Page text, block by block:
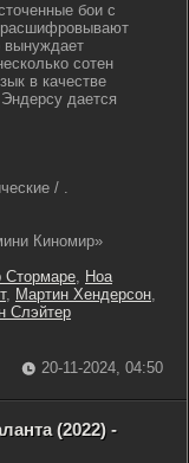
бои с
расшифровывают
вынуждает
сотен
в качестве
дается
/ .
Киномир»
Стормаре, Ноа
, Мартин Хендерсон,
Слэйтер
20-11-2024, 04:50
(2022) -